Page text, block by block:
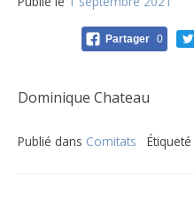
Partager 0
Dominique Chateau
Publié dans Comitats Étiqueté